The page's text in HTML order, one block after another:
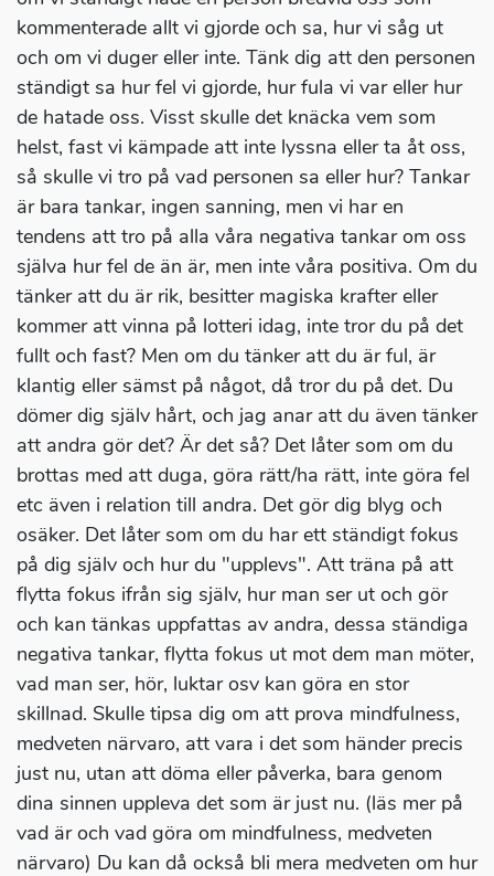
kommenterade allt vi gjorde och sa, hur vi såg ut
och om vi duger eller inte. Tänk dig att den personen
ständigt sa hur fel vi gjorde, hur fula vi var eller hur
de hatade oss. Visst skulle det knäcka vem som
helst, fast vi kämpade att inte lyssna eller ta åt oss,
så skulle vi tro på vad personen sa eller hur? Tankar
är bara tankar, ingen sanning, men vi har en
tendens att tro på alla våra negativa tankar om oss
själva hur fel de än är, men inte våra positiva. Om du
tänker att du är rik, besitter magiska krafter eller
kommer att vinna på lotteri idag, inte tror du på det
fullt och fast? Men om du tänker att du är ful, är
klantig eller sämst på något, då tror du på det. Du
dömer dig själv hårt, och jag anar att du även tänker
att andra gör det? Är det så? Det låter som om du
brottas med att duga, göra rätt/ha rätt, inte göra fel
etc även i relation till andra. Det gör dig blyg och
osäker. Det låter som om du har ett ständigt fokus
på dig själv och hur du "upplevs". Att träna på att
flytta fokus ifrån sig själv, hur man ser ut och gör
och kan tänkas uppfattas av andra, dessa ständiga
negativa tankar, flytta fokus ut mot dem man möter,
vad man ser, hör, luktar osv kan göra en stor
skillnad. Skulle tipsa dig om att prova mindfulness,
medveten närvaro, att vara i det som händer precis
just nu, utan att döma eller påverka, bara genom
dina sinnen uppleva det som är just nu. (läs mer på
vad är och vad göra om mindfulness, medveten
närvaro) Du kan då också bli mera medveten om hur